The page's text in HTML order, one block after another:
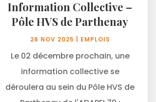
Information Collective –
Pôle HVS de Parthenay
26 NOV 2025 EMPLOIS
Le 02 décembre prochain, une
information collective se
déroulera au sein du Pôle HVS de